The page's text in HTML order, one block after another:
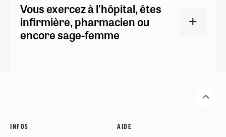
Vous exercez à l'hôpital, êtes
infirmière, pharmacien ou
encore sage-femme
INFOS AIDE